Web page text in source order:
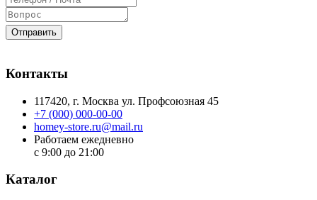
Отправить
Контакты
117420, г. Москва ул. Профсоюзная 45
+7 (000) 000-00-00
homey-store.ru@mail.ru
Работаем ежедневно
с 9:00 до 21:00
Каталог